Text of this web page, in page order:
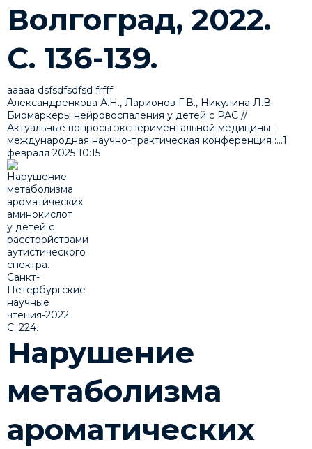
Волгоград, 2022.
С. 136-139.
ааааа dsfsdfsdfsd frfff
Александренкова А.Н., Ларионов Г.В., Никулина Л.В.
Биомаркеры нейровоспаления у детей с РАС //
Актуальные вопросы экспериментальной медицины :
международная научно-практическая конференция :...1
февраля 2025 10:15
Нарушение
метаболизма
ароматических